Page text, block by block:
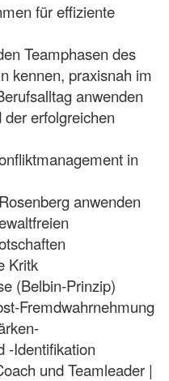
für effiziente
Teamphasen des
kennen, praxisnah im
anwenden
erfolgreichen
in
anwenden
Kritk
(Belbin-Prinzip)
Fremdwahrnehmung
-Identifikation
und Teamleader |